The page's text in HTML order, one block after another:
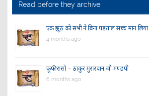
Read before they archive
एक झूठ को सभी ने बिना पड़ताल सच्च मान लिया
4 months ago
फूंफी रासो – ठाकुर मुरारदान जी मण्डपी
6 months ago